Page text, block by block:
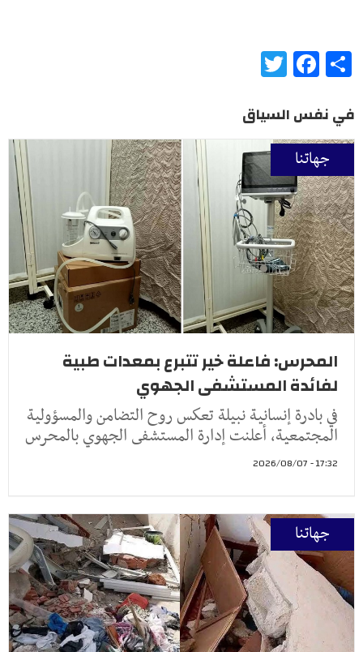
Share
Facebook
في نفس السياق
جهاتنا
المحرس: فاعلة خير تتبرع بمعدات طبية
لفائدة المستشفى الجهوي
في بادرة إنسانية نبيلة تعكس روح التضامن والمسؤولية
المجتمعية، أعلنت إدارة المستشفى الجهوي بالمحرس
17:32 - 2026/08/07
جهاتنا